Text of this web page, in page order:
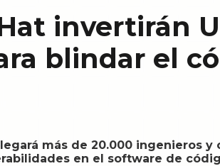
invertirán
blindar el
más de 20.000 ingenieros y
en el software de